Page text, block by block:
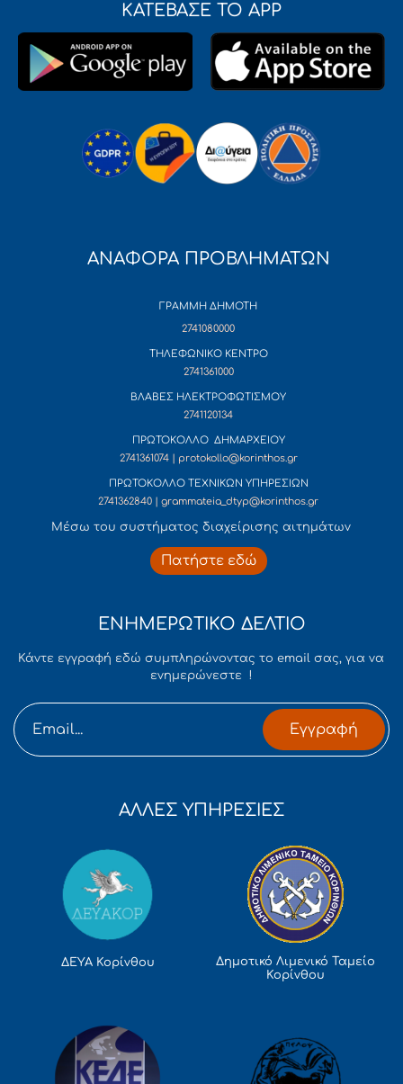
ΚΑΤΕΒΑΣΕ ΤΟ APP
ΑΝΑΦΟΡΑ ΠΡΟΒΛΗΜΑΤΩΝ
ΓΡΑΜΜΗ ΔΗΜΟΤΗ
2741080000
ΤΗΛΕΦΩΝΙΚΟ ΚΕΝΤΡΟ
2741361000
ΒΛΑΒΕΣ ΗΛΕΚΤΡΟΦΩΤΙΣΜΟΥ
2741120134
ΠΡΩΤΟΚΟΛΛΟ ΔΗΜΑΡΧΕΙΟΥ
2741361074 | protokollo@korinthos.gr
ΠΡΩΤΟΚΟΛΛΟ ΤΕΧΝΙΚΩΝ ΥΠΗΡΕΣΙΩΝ
2741362840 | grammateia_dtyp@korinthos.gr
Mέσω του συστήματος διαχείρισης αιτημάτων
Πατήστε εδώ
ΕΝΗΜΕΡΩΤΙΚΟ ΔΕΛΤΙΟ
Κάντε εγγραφή εδώ συμπληρώνοντας το email σας, για να
ενημερώνεστε !
Εγγραφή
ΑΛΛΕΣ ΥΠΗΡΕΣΙΕΣ
ΔΕΥΑ Κορίνθου
Δημοτικό Λιμενικό Ταμείο
Κορίνθου